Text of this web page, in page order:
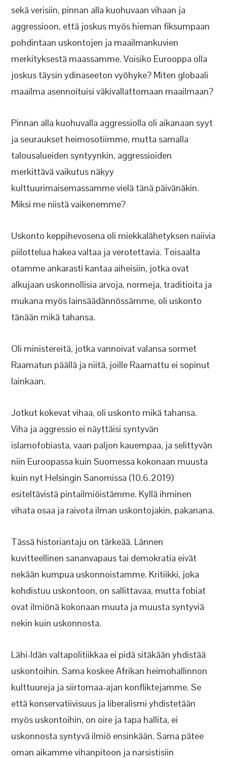
sekä verisiin, pinnan alla kuohuvaan vihaan ja
aggressioon, että joskus myös hieman fiksumpaan
pohdintaan uskontojen ja maailmankuvien
merkityksestä maassamme. Voisiko Eurooppa olla
joskus täysin ydinaseeton vyöhyke? Miten globaali
maailma asennoituisi väkivallattomaan maailmaan?
Pinnan alla kuohuvalla aggressiolla oli aikanaan syyt
ja seuraukset heimosotiimme, mutta samalla
talousalueiden syntyynkin, aggressioiden
merkittävä vaikutus näkyy
kulttuurimaisemassamme vielä tänä päivänäkin.
Miksi me niistä vaikenemme?
Uskonto keppihevosena oli miekkalähetyksen naiivia
piilottelua hakea valtaa ja verotettavia. Toisaalta
otamme ankarasti kantaa aiheisiin, jotka ovat
alkujaan uskonnollisia arvoja, normeja, traditioita ja
mukana myös lainsäädännössämme, oli uskonto
tänään mikä tahansa.
Oli ministereitä, jotka vannoivat valansa sormet
Raamatun päällä ja niitä, joille Raamattu ei sopinut
lainkaan.
Jotkut kokevat vihaa, oli uskonto mikä tahansa.
Viha ja aggressio ei näyttäisi syntyvän
islamofobiasta, vaan paljon kauempaa, ja selittyvän
niin Euroopassa kuin Suomessa kokonaan muusta
kuin nyt Helsingin Sanomissa (10.6.2019)
esiteltävistä pintailmiöistämme. Kyllä ihminen
vihata osaa ja raivota ilman uskontojakin, pakanana.
Tässä historiantaju on tärkeää. Lännen
kuvitteellinen sananvapaus tai demokratia eivät
nekään kumpua uskonnoistamme. Kritiikki, joka
kohdistuu uskontoon, on sallittavaa, mutta fobiat
ovat ilmiönä kokonaan muuta ja muusta syntyviä
nekin kuin uskonnosta.
Lähi-Idän valtapolitiikkaa ei pidä sitäkään yhdistää
uskontoihin. Sama koskee Afrikan heimohallinnon
kulttuureja ja siirtomaa-ajan konfliktejamme. Se
että konservatiivisuus ja liberalismi yhdistetään
myös uskontoihin, on oire ja tapa hallita, ei
uskonnosta syntyvä ilmiö ensinkään. Sama pätee
oman aikamme vihanpitoon ja narsistisiin